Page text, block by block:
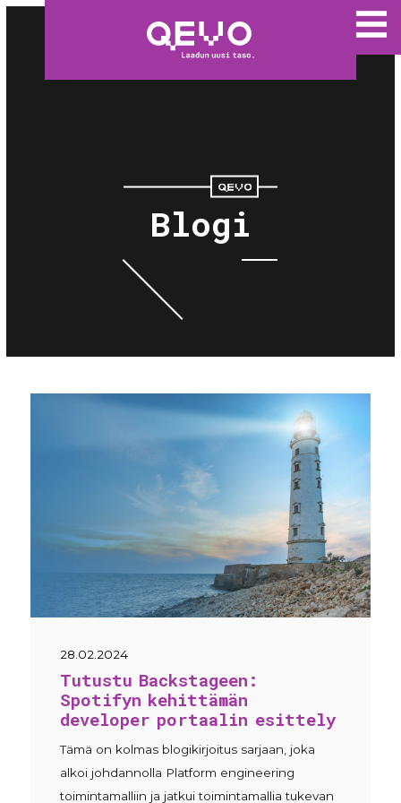
Blogi
28.02.2024
Tutustu Backstageen:
Spotifyn kehittämän
developer portaalin esittely
Tämä on kolmas blogikirjoitus sarjaan, joka
alkoi johdannolla Platform engineering
toimintamalliin ja jatkui toimintamallia tukevan